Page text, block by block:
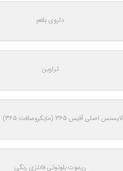
داروی بلغم
تراوین
لایسنس اصلی آفیس ۳۶۵ (مایکروسافت ۳۶۵) اورجینال
ریموت بلوتوثی فانتزی رنگی